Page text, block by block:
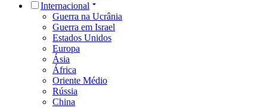
Internacional
Guerra na Ucrânia
Guerra em Israel
Estados Unidos
Europa
Ásia
África
Oriente Médio
Rússia
China